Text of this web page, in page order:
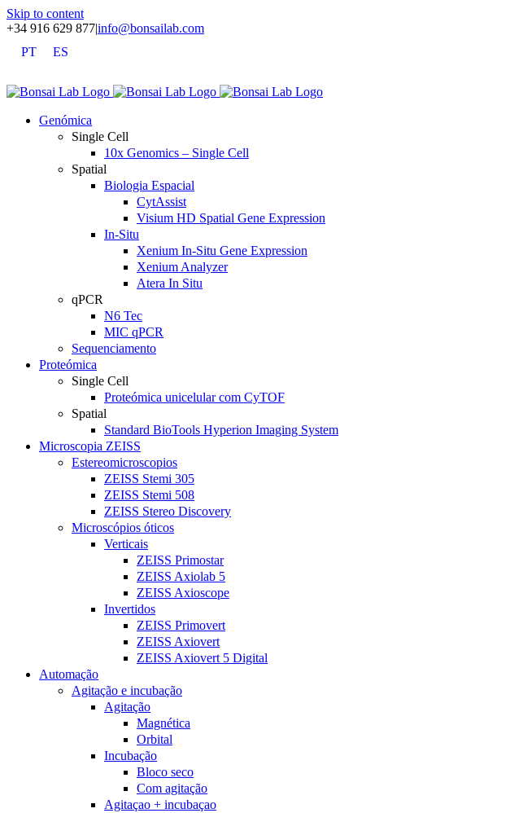
Skip to content
+34 916 629 877|info@bonsailab.com
PT
ES
Genómica
Single Cell
10x Genomics – Single Cell
Spatial
Biologia Espacial
CytAssist
Visium HD Spatial Gene Expression
In-Situ
Xenium In-Situ Gene Expression
Xenium Analyzer
Atera In Situ
qPCR
N6 Tec
MIC qPCR
Sequenciamento
Proteómica
Single Cell
Proteómica unicelular com CyTOF
Spatial
Standard BioTools Hyperion Imaging System
Microscopia ZEISS
Estereomicroscopios
ZEISS Stemi 305
ZEISS Stemi 508
ZEISS Stereo Discovery
Microscópios óticos
Verticais
ZEISS Primostar
ZEISS Axiolab 5
ZEISS Axioscope
Invertidos
ZEISS Primovert
ZEISS Axiovert
ZEISS Axiovert 5 Digital
Automação
Agitação e incubação
Agitação
Magnética
Orbital
Incubação
Bloco seco
Com agitação
Agitaçao + incubaçao